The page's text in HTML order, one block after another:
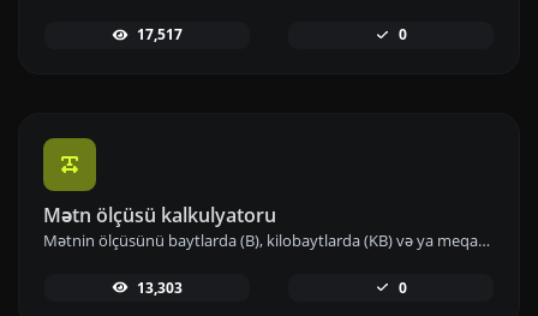
17,517 0
Mətn ölçüsü kalkulyatoru
Mətnin ölçüsünü baytlarda (B), kilobaytlarda (KB) və ya meqabaytlarda (MB) əldə edin.
13,303 0